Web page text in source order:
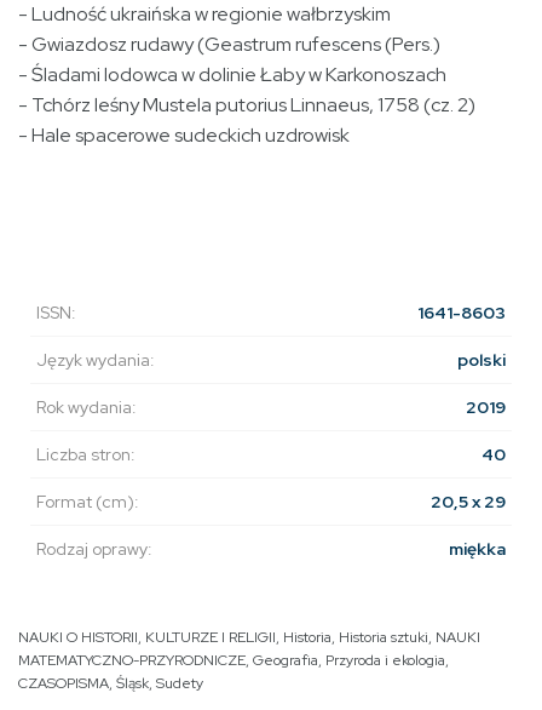
- Ludność ukraińska w regionie wałbrzyskim
- Gwiazdosz rudawy (Geastrum rufescens (Pers.)
- Śladami lodowca w dolinie Łaby w Karkonoszach
- Tchórz leśny Mustela putorius Linnaeus, 1758 (cz. 2)
- Hale spacerowe sudeckich uzdrowisk
ISSN: 1641-8603
Język wydania: polski
Rok wydania: 2019
Liczba stron: 40
Format (cm): 20,5 x 29
Rodzaj oprawy: miękka
NAUKI O HISTORII, KULTURZE I RELIGII, Historia, Historia sztuki, NAUKI
MATEMATYCZNO-PRZYRODNICZE, Geografia, Przyroda i ekologia,
CZASOPISMA, Śląsk, Sudety